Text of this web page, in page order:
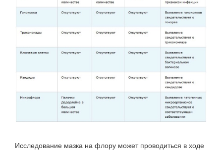
Исследование мазка на флору может проводиться в ходе